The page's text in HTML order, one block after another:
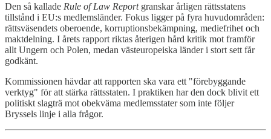
Den så kallade Rule of Law Reportgranskar årligen rättsstatens
tillstånd i EU:s medlemsländer. Fokus ligger på fyra huvudområden:
rättsväsendets oberoende, korruptionsbekämpning, mediefrihet och
maktdelning. I årets rapport riktas återigen hård kritik mot framför
allt Ungern och Polen, medan västeuropeiska länder i stort sett får
godkänt.
Kommissionen hävdar att rapporten ska vara ett "förebyggande
verktyg" för att stärka rättsstaten. I praktiken har den dock blivit ett
politiskt slagträ mot obekväma medlemsstater som inte följer
Bryssels linje i alla frågor.